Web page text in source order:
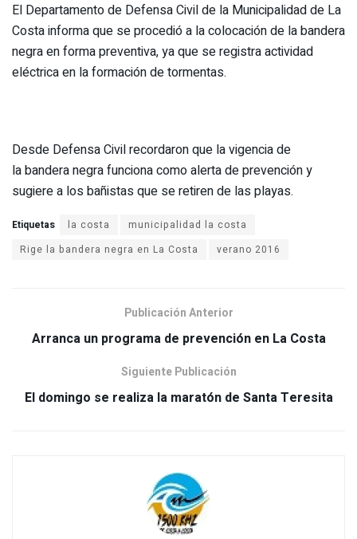
El Departamento de Defensa Civil de la Municipalidad de La
Costa informa que se procedió a la colocación de la bandera
negra en forma preventiva, ya que se registra actividad
eléctrica en la formación de tormentas.
Desde Defensa Civil recordaron que la vigencia de
la bandera negra funciona como alerta de prevención y
sugiere a los bañistas que se retiren de las playas.
Etiquetas la costa
municipalidad la costa
Rige la bandera negra en La Costa
verano 2016
Publicación Anterior
Arranca un programa de prevención en La Costa‏
Siguiente Publicación
El domingo se realiza la maratón de Santa Teresita‏